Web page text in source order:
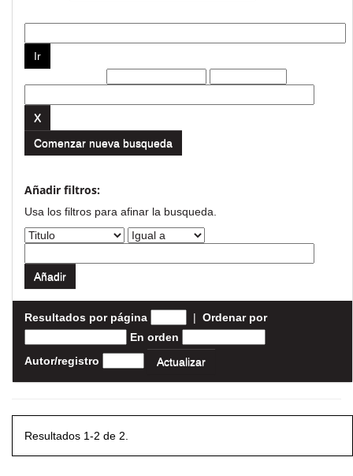
Comenzar nueva busqueda
Añadir filtros:
Usa los filtros para afinar la busqueda.
Resultados por página | Ordenar por
En orden
Autor/registro
Resultados 1-2 de 2.